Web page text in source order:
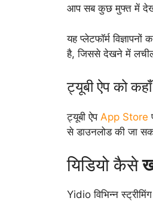
आप सब कुछ मुफ्त में
यह प्लेटफॉर्म
है, जिससे देखने में
ट्यूबी ऐप को
ट्यूबी ऐप App Store
से डाउनलोड की जा
यिडियो कैसे
Yidio विभिन्न